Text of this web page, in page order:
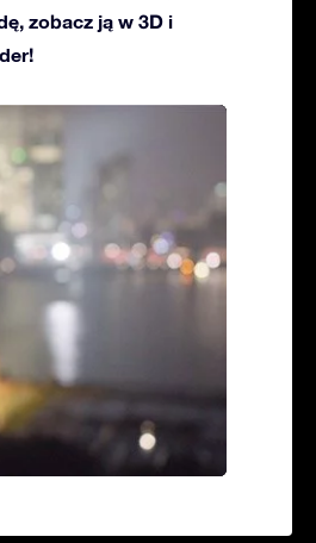
zobacz ją w 3D i